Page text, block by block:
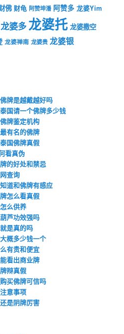
佛 财龟 阿赞坤潘 阿赞多 龙婆Yim
龙婆多龙婆托 龙婆撒空
龙婆禅南 龙婆贵 龙婆银
牌是越戴越好吗
国请一个佛牌多少钱
牌鉴定机构
有名的佛牌
国佛牌真假
看真伪
的好处和禁忌
查询
道和佛牌有感应
怎么看真假
么供养
芦功效强吗
是真的吗
概多少钱一个
有贵和便宜
看出商业牌
辩真假
买佛牌可信吗
意事项
是阴牌厉害